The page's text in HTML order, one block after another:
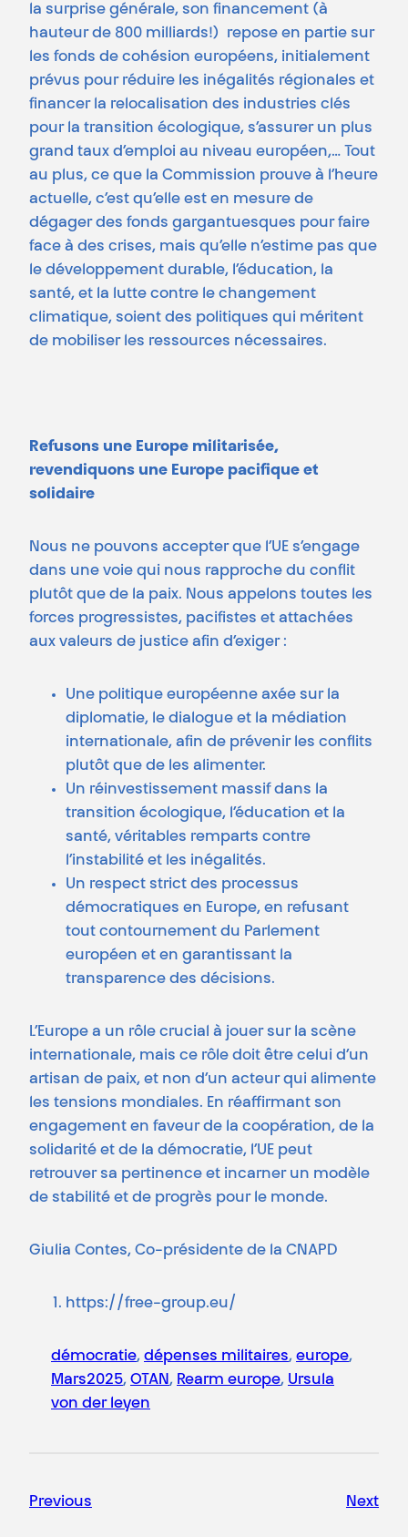
la surprise générale, son financement (à
hauteur de 800 milliards!) repose en partie sur
les fonds de cohésion européens, initialement
prévus pour réduire les inégalités régionales et
financer la relocalisation des industries clés
pour la transition écologique, s’assurer un plus
grand taux d’emploi au niveau européen,… Tout
au plus, ce que la Commission prouve à l’heure
actuelle, c’est qu’elle est en mesure de
dégager des fonds gargantuesques pour faire
face à des crises, mais qu’elle n’estime pas que
le développement durable, l’éducation, la
santé, et la lutte contre le changement
climatique, soient des politiques qui méritent
de mobiliser les ressources nécessaires.
Refusons une Europe militarisée,
revendiquons une Europe pacifique et
solidaire
Nous ne pouvons accepter que l’UE s’engage
dans une voie qui nous rapproche du conflit
plutôt que de la paix. Nous appelons toutes les
forces progressistes, pacifistes et attachées
aux valeurs de justice afin d’exiger :
Une politique européenne axée sur la
diplomatie, le dialogue et la médiation
internationale, afin de prévenir les conflits
plutôt que de les alimenter.
Un réinvestissement massif dans la
transition écologique, l’éducation et la
santé, véritables remparts contre
l’instabilité et les inégalités.
Un respect strict des processus
démocratiques en Europe, en refusant
tout contournement du Parlement
européen et en garantissant la
transparence des décisions.
L’Europe a un rôle crucial à jouer sur la scène
internationale, mais ce rôle doit être celui d’un
artisan de paix, et non d’un acteur qui alimente
les tensions mondiales. En réaffirmant son
engagement en faveur de la coopération, de la
solidarité et de la démocratie, l’UE peut
retrouver sa pertinence et incarner un modèle
de stabilité et de progrès pour le monde.
Giulia Contes, Co-présidente de la CNAPD
https://free-group.eu/
démocratie, dépenses militaires, europe
Mars2025, OTAN , Rearm europe, Ursula
von der leyen
Previous Next